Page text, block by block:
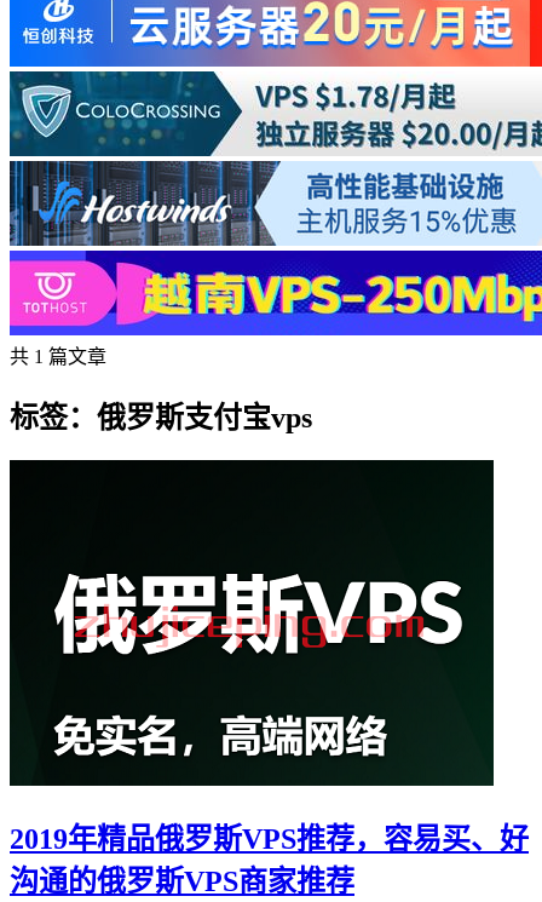
共 1 篇文章
标签：俄罗斯支付宝vps
2019年精品俄罗斯VPS推荐，容易买、好
沟通的俄罗斯VPS商家推荐